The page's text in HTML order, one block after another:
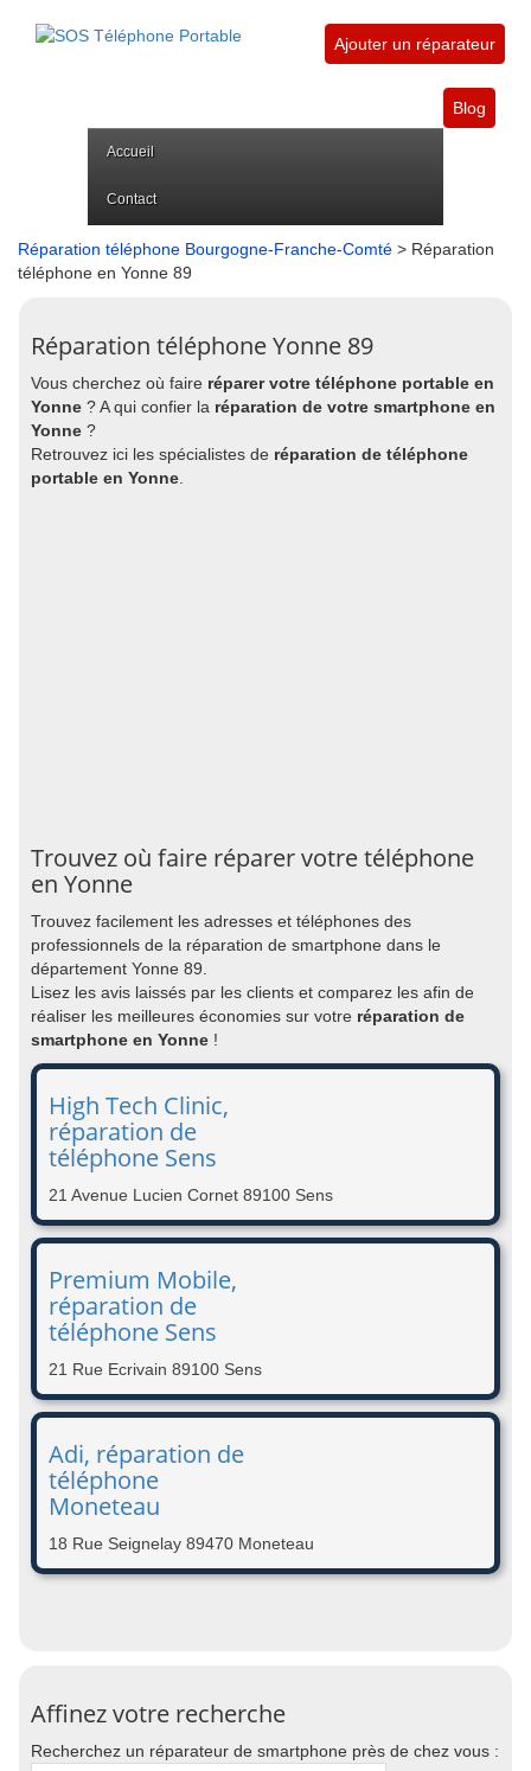
Ajouter un réparateur
Blog
Accueil
Contact
Réparation téléphone Bourgogne-Franche-Comté > Réparation
téléphone en Yonne 89
Réparation téléphone Yonne 89
Vous cherchez où faire réparer votre téléphone portable en
Yonne ? A qui confier la réparation de votre smartphone en
Yonne ?
Retrouvez ici les spécialistes de réparation de téléphone
portable en Yonne
Trouvez où faire réparer votre téléphone
en Yonne
Trouvez facilement les adresses et téléphones des
professionnels de la réparation de smartphone dans le
département Yonne 89.
Lisez les avis laissés par les clients et comparez les afin de
réaliser les meilleures économies sur votre réparation de
smartphone en Yonne !
High Tech Clinic,
réparation de
téléphone Sens
21 Avenue Lucien Cornet 89100 Sens
Premium Mobile,
réparation de
téléphone Sens
21 Rue Ecrivain 89100 Sens
Adi, réparation de
téléphone
Moneteau
18 Rue Seignelay 89470 Moneteau
Affinez votre recherche
Recherchez un réparateur de smartphone près de chez vous :